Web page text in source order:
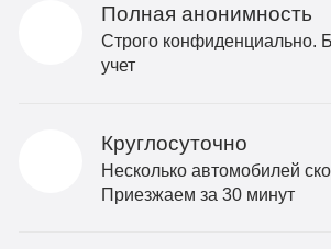
Полная анонимность
Строго конфиденциально.
учет
Круглосуточно
Несколько автомобилей
Приезжаем за 30 минут